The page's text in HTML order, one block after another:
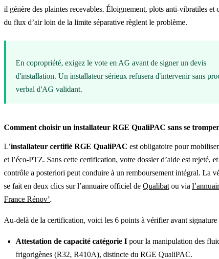
il génère des plaintes recevables. Éloignement, plots anti-vibratiles et
du flux d’air loin de la limite séparative règlent le problème.
En copropriété, exigez le vote en AG avant de signer un devis
d'installation. Un installateur sérieux refusera d'intervenir sans
verbal d'AG validant.
Comment choisir un installateur RGE QualiPAC sans se tromper
L’installateur certifié RGE QualiPAC est obligatoire pour
et l’éco-PTZ. Sans cette certification, votre dossier d’aide est rejeté,
contrôle a posteriori peut conduire à un remboursement intégral. La
se fait en deux clics sur l’annuaire officiel de Qualibat ou via
France Rénov’.
Au-delà de la certification, voici les 6 points à vérifier avant signature
Attestation de capacité catégorie I pour la manipulation des
frigorigènes (R32, R410A), distincte du RGE QualiPAC.